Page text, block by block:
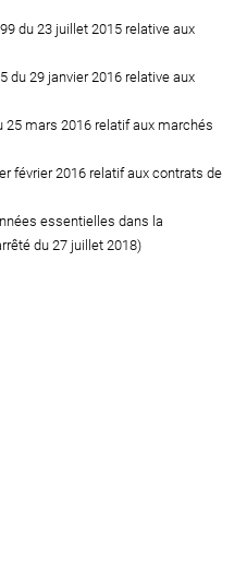
du 23 juillet 2015 relative aux
du 29 janvier 2016 relative aux
25 mars 2016 relatif aux marchés
février 2016 relatif aux contrats de
essentielles dans la
du 27 juillet 2018)